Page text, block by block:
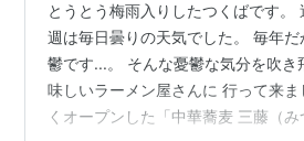
とうとう梅雨入りしたつくばです。
週は毎日曇りの天気でした。 毎年
鬱です...。 そんな憂鬱な気分を吹き
味しいラーメン屋さんに 行って来
くオープンした「中華蕎麦 三藤（